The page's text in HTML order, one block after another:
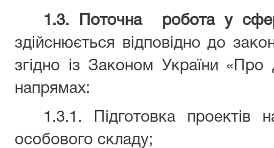
1.3. Поточна
робота у
здійснюється відповідно до
згідно із Законом України
напрямах:
1.3.1. Підготовка проектів
особового складу;